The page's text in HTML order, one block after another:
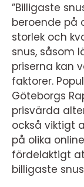
”Billigaste
beroende på
storlek och
snus, såsom
priserna kan
faktorer.
Göteborgs
prisvärda
också viktigt
på olika
fördelaktigt
billigaste